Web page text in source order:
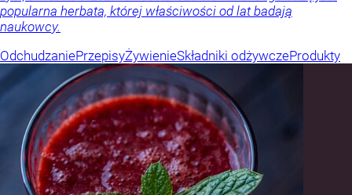
popularna herbata, której właściwości od lat badają
naukowcy.
OdchudzaniePrzepisyŻywienieSkładniki odżywczeProdukty